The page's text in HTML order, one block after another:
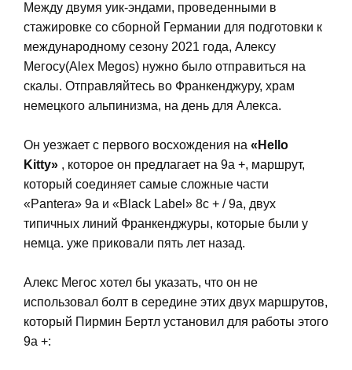
Между двумя уик-эндами, проведенными в
стажировке со сборной Германии для подготовки к
международному сезону 2021 года, Алексу
Мегосу(Alex Megos) нужно было отправиться на
скалы. Отправляйтесь во Франкенджуру, храм
немецкого альпинизма, на день для Алекса.
Он уезжает с первого восхождения на «Hello
Kitty» , которое он предлагает на 9a +, маршрут,
который соединяет самые сложные части
«Pantera» 9a и «Black Label» 8c + / 9a, двух
типичных линий Франкенджуры, которые были у
немца. уже приковали пять лет назад.
Алекс Мегос хотел бы указать, что он не
использовал болт в середине этих двух маршрутов,
который Пирмин Бертл установил для работы этого
9a +: